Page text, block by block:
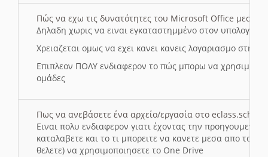
Πώς να εχω τις δυνατότητες του Microsoft Office μεσω
Δηλαδη χωρις να ειναι εγκαταστημμένο στον
Χρειαζεται ομως να εχει κανει κανεις λογαριασμο στη
Επιπλεον ΠΟΛΥ ενδιαφερον το πώς μπορω να
ομάδες
Πως να ανεβάσετε ένα αρχείο/εργασία στο eclass.sch.gr
Ειναι πολυ ενδιαφερον γιατι έχοντας την
καταλαβετε και το τι μπορειτε να κανετε μεσα απο το
θελετε) να χρησιμοποιησετε το One Drive